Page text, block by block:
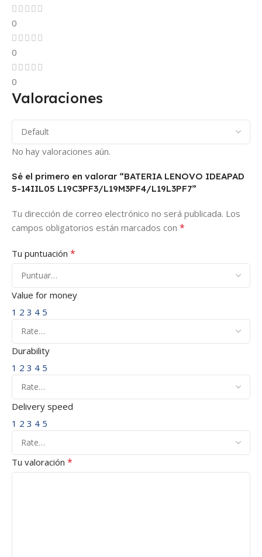
0
0
0
Valoraciones
No hay valoraciones aún.
Sé el primero en valorar “BATERIA LENOVO IDEAPAD
5-14IIL05 L19C3PF3/L19M3PF4/L19L3PF7”
Tu dirección de correo electrónico no será publicada. Los
campos obligatorios están marcados con *
Tu puntuación *
Value for money
1 2 3 4 5
Durability
1 2 3 4 5
Delivery speed
1 2 3 4 5
Tu valoración *